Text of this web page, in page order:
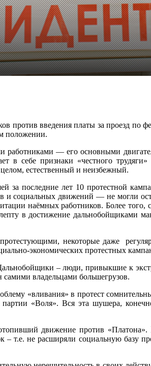
против введения платы за проезд по
положении.
работниками — его основными
в себе признаки «честного
естественный и неизбежный.
последние лет 10 протестной
социальных движений — не могли
наёмных работников. Более
в достижение дальнобойщиками
некоторые даже
экономических протестных
Дальнобойщики – люди, привыкшие к
самими владельцами большегрузов.
«вливания» в протест
«Воля». Вся эта шушера,
движение против
– т.е. не расширяли социальную базу